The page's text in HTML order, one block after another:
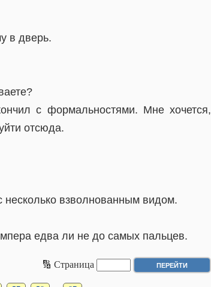
в дверь.
с формальностями. Мне хочется,
отсюда.
взволнованным видом.
едва ли не до самых пальцев.
🔢 Страница